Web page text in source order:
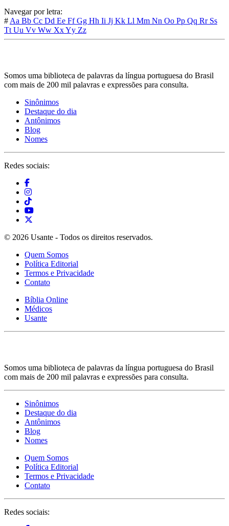
Navegar por letra:
# Aa Bb Cc Dd Ee FfGg Hh Ii Jj Kk Ll Mm Nn Oo Pp Qq Rr Ss
Tt Uu Vv Ww XxYy Zz
Somos uma biblioteca de palavras da língua portuguesa do Brasil
com mais de 200 mil palavras e expressões para consulta.
Sinônimos
Destaque do dia
Antônimos
Blog
Nomes
Redes sociais:
© 2026 Usante - Todos os direitos reservados.
Quem Somos
Política Editorial
Termos e Privacidade
Contato
Bíblia Online
Médicos
Usante
Somos uma biblioteca de palavras da língua portuguesa do Brasil
com mais de 200 mil palavras e expressões para consulta.
Sinônimos
Destaque do dia
Antônimos
Blog
Nomes
Quem Somos
Política Editorial
Termos e Privacidade
Contato
Redes sociais: